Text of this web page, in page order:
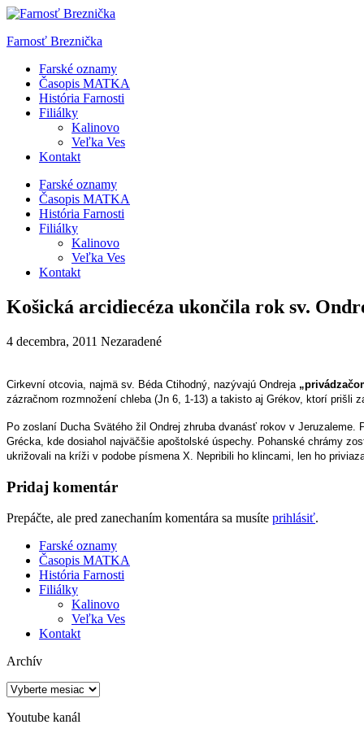
Skip
content
Farnosť Breznička
Farské oznamy
Časopis MATKA
História Farnosti
Filiálky
Kalinovo
Veľka Ves
Kontakt
Farské oznamy
Časopis MATKA
História Farnosti
Filiálky
Kalinovo
Veľka Ves
Kontakt
Košická arcidiecéza ukončila rok sv.
4 decembra, 2011 Nezaradené
Cirkevní otcovia, najmä sv. Béda Ctihodný, nazývajú Ondreja
zázračnom rozmnožení chleba (Jn 6, 1-13) a takisto aj Grékov, ktorí prišli
Po zoslaní Ducha Svätého žil Ondrej zhruba dvanásť rokov v
Grécka, kde dosiahol najväčšie apoštolské úspechy. Pohanské chrámy
ukrižovali na kríži v podobe písmena X. Nepribili ho klincami, len ho
Pridaj komentár
Prepáčte, ale pred zanechaním komentára sa musíte prihlásiť.
Farské oznamy
Časopis MATKA
História Farnosti
Filiálky
Kalinovo
Veľka Ves
Kontakt
Archív
Archív
Youtube kanál